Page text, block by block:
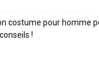
costume pour homme
!